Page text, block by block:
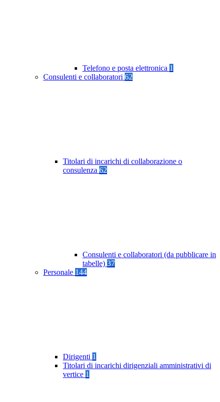
Telefono e posta elettronica 1
Consulenti e collaboratori 62
Titolari di incarichi di collaborazione o
consulenza 62
Consulenti e collaboratori (da pubblicare in
tabelle) 37
Personale 144
Dirigenti 1
Titolari di incarichi dirigenziali amministrativi di
vertice 1